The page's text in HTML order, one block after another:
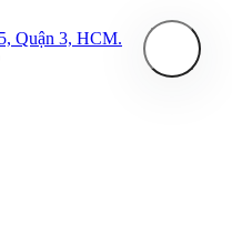
Quận 3, HCM.